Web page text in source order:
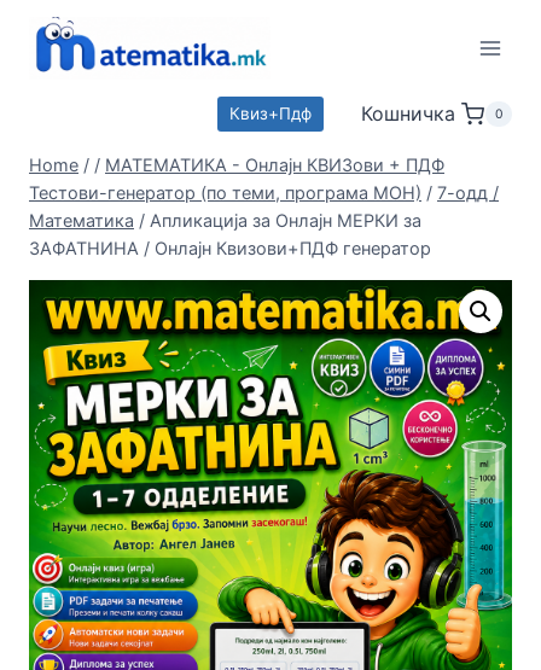
content
Квиз+Пдф Кошничка 0
Home / / МАТЕМАТИКА - Онлајн КВИЗови + ПДФ
Тестови-генератор (по теми, програма МОН) / 7-одд /
Математика / Апликација за Онлајн МЕРКИ за
ЗАФАТНИНА / Онлајн Квизови+ПДФ генератор